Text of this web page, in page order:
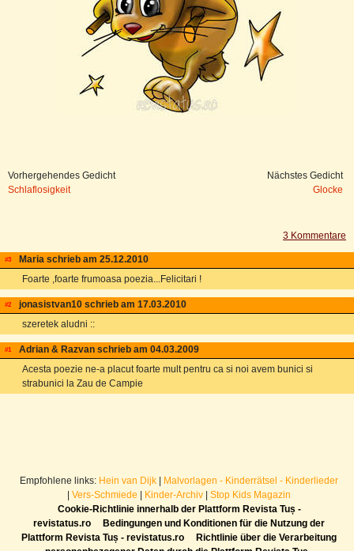
Vorhergehendes Gedicht
Schlaflosigkeit
Nächstes Gedicht
Glocke
3 Kommentare
#3 Maria schrieb am 25.12.2010
Foarte ,foarte frumoasa poezia...Felicitari !
#2 jonasistvan10 schrieb am 17.03.2010
szeretek aludni ::
#1 Adrian & Razvan schrieb am 04.03.2009
Acesta poezie ne-a placut foarte mult pentru ca si noi avem bunici si
strabunici la Zau de Campie
Empfohlene links: Hein van Dijk
Malvorlagen - Kinderrätsel - Kinderlieder
Vers-Schmiede Kinder-Archiv
Stop Kids Magazin
Cookie-Richtlinie innerhalb der Plattform Revista Tuș -
revistatus.ro
Bedingungen und Konditionen für die Nutzung der
Plattform Revista Tuș - revistatus.ro
Richtlinie über die Verarbeitung